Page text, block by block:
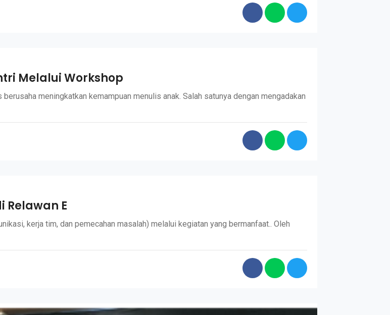
Melalui Workshop
meningkatkan kemampuan menulis anak. Salah satunya dengan mengadakan
Relawan E
kerja tim, dan pemecahan masalah) melalui kegiatan yang bermanfaat.. Oleh